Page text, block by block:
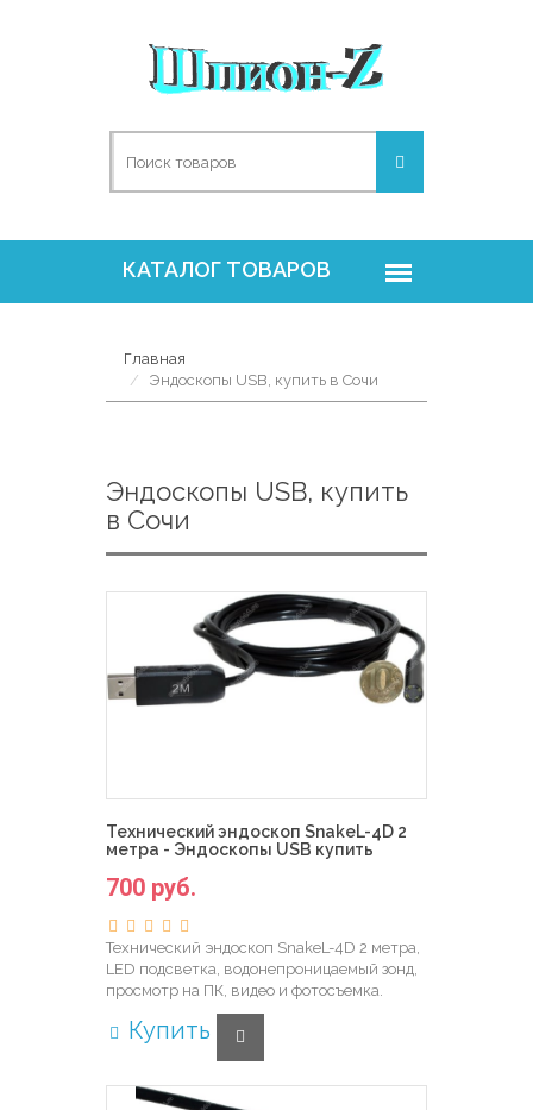
Главная
Эндоскопы USB, купить в Сочи
Эндоскопы USB, купить
в Сочи
Технический эндоскоп SnakeL-4D 2
метра - Эндоскопы USB купить
700 руб.
Технический эндоскоп SnakeL-4D 2 метра,
LED подсветка, водонепроницаемый зонд,
просмотр на ПК, видео и фотосъемка.
Купить